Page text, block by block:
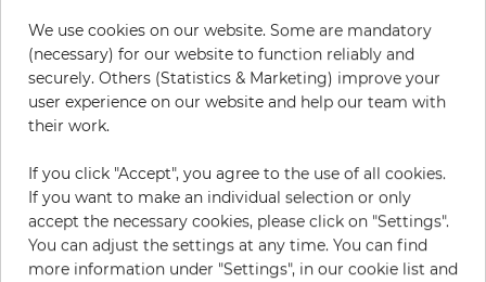
Цвет Кремовый
Цвет узора: Чёрный
78,50 € за рулон
19% НДС включительно + Доставка
Цена за м² - 14,74 €
Do you need glue?
We use cookies on our website. Some are mandatory
(necessary) for our website to function reliably and
securely. Others (Statistics & Marketing) improve your
user experience on our website and help our team with
their work.
If you click "Accept", you agree to the use of all cookies.
If you want to make an individual selection or only
accept the necessary cookies, please click on "Settings".
You can adjust the settings at any time. You can find
more information under "Settings", in our cookie list and